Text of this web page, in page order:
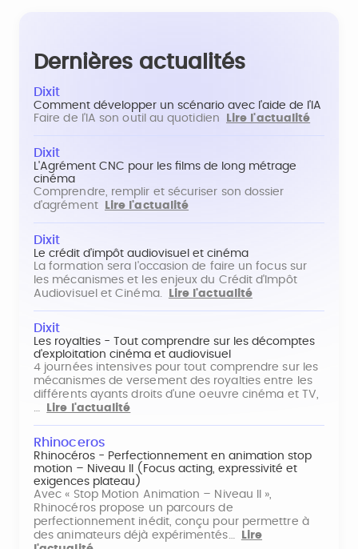
Dernières actualités
Dixit
Comment développer un scénario avec l'aide de l'IA
Faire de l'IA son outil au quotidien
Lire l'actualité
Dixit
L'Agrément CNC pour les films de long métrage
cinéma
Comprendre, remplir et sécuriser son dossier
d'agrément
Lire l'actualité
Dixit
Le crédit d'impôt audiovisuel et cinéma
La formation sera l'occasion de faire un focus sur
les mécanismes et les enjeux du Crédit d'Impôt
Audiovisuel et Cinéma.
Lire l'actualité
Dixit
Les royalties - Tout comprendre sur les décomptes
d'exploitation cinéma et audiovisuel
4 journées intensives pour tout comprendre sur les
mécanismes de versement des royalties entre les
différents ayants droits d'une oeuvre cinéma et TV,
Lire l'actualité
Rhinoceros
Rhinocéros - Perfectionnement en animation stop
motion – Niveau II (Focus acting, expressivité et
exigences plateau)
Avec « Stop Motion Animation – Niveau II »,
Rhinocéros propose un parcours de
perfectionnement inédit, conçu pour permettre à
des animateurs déjà expérimentés…
Lire